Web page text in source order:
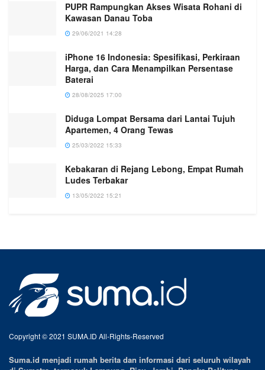
PUPR Rampungkan Akses Wisata Rohani di
Kawasan Danau Toba
29/06/2021 14:28
iPhone 16 Indonesia: Spesifikasi, Perkiraan
Harga, dan Cara Menampilkan Persentase
Baterai
28/08/2025 17:00
Diduga Lompat Bersama dari Lantai Tujuh
Apartemen, 4 Orang Tewas
25/03/2022 15:33
Kebakaran di Rejang Lebong, Empat Rumah
Ludes Terbakar
13/05/2022 15:21
Copyright © 2021 SUMA.ID All-Rights-Reserved
Suma.id menjadi rumah berita dan informasi dari seluruh wilayah